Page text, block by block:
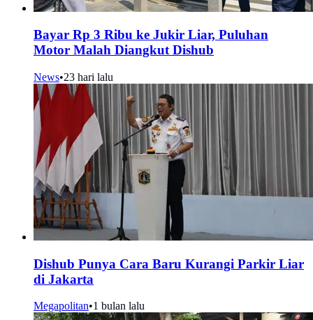
Bayar Rp 3 Ribu ke Jukir Liar, Puluhan
Motor Malah Diangkut Dishub
News•23 hari lalu
Dishub Punya Cara Baru Kurangi Parkir Liar
di Jakarta
Megapolitan•1 bulan lalu